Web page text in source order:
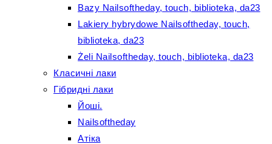
Bazy Nailsoftheday, touch, biblioteka, da23
Lakiery hybrydowe Nailsoftheday, touch,
biblioteka, da23
Żeli Nailsoftheday, touch, biblioteka, da23
Класичні лаки
Гібридні лаки
Йоші.
Nailsoftheday
Атіка